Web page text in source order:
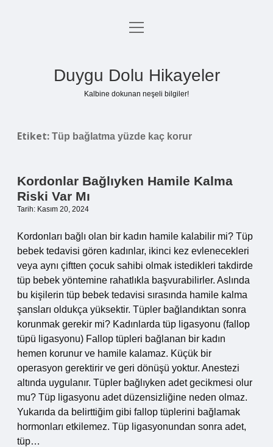
Anasayfa
menüyü
Duygu Dolu Hikayeler
Kalbine dokunan neşeli bilgiler!
Etiket: Tüp bağlatma yüzde kaç korur
Kordonlar Bağlıyken Hamile Kalma
Riski Var Mı
Tarih: Kasım 20, 2024
Kordonları bağlı olan bir kadın hamile kalabilir mi? Tüp
bebek tedavisi gören kadınlar, ikinci kez evlenecekleri
veya aynı çiftten çocuk sahibi olmak istedikleri takdirde
tüp bebek yöntemine rahatlıkla başvurabilirler. Aslında
bu kişilerin tüp bebek tedavisi sırasında hamile kalma
şansları oldukça yüksektir. Tüpler bağlandıktan sonra
korunmak gerekir mi? Kadınlarda tüp ligasyonu (fallop
tüpü ligasyonu) Fallop tüpleri bağlanan bir kadın
hemen korunur ve hamile kalamaz. Küçük bir
operasyon gerektirir ve geri dönüşü yoktur. Anestezi
altında uygulanır. Tüpler bağlıyken adet gecikmesi olur
mu? Tüp ligasyonu adet düzensizliğine neden olmaz.
Yukarıda da belirttiğim gibi fallop tüplerini bağlamak
hormonları etkilemez. Tüp ligasyonundan sonra adet,
tüp…